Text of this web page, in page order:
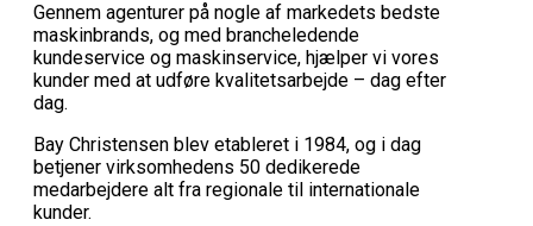
Gennem agenturer på nogle af markedets bedste
maskinbrands, og med brancheledende
kundeservice og maskinservice, hjælper vi vores
kunder med at udføre kvalitetsarbejde – dag efter
dag.
Bay Christensen blev etableret i 1984, og i dag
betjener virksomhedens 50 dedikerede
medarbejdere alt fra regionale til internationale
kunder.